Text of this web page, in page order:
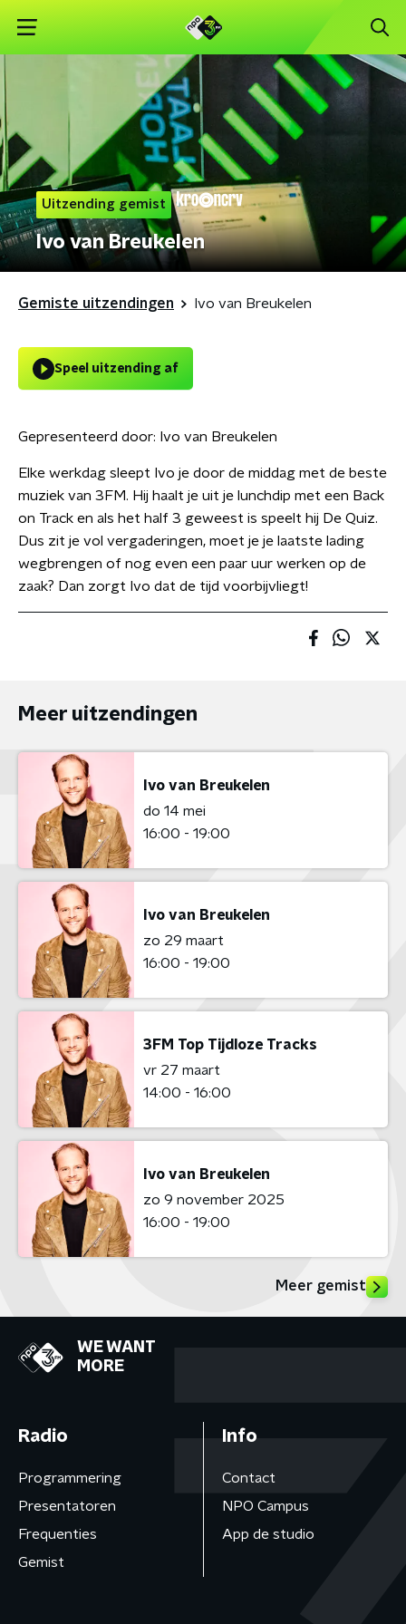
Uitzending gemist
Ivo van Breukelen
Gemiste uitzendingen Ivo van Breukelen
Speel uitzending af
Gepresenteerd door: Ivo van Breukelen
Elke werkdag sleept Ivo je door de middag met de beste
muziek van 3FM. Hij haalt je uit je lunchdip met een Back
on Track en als het half 3 geweest is speelt hij De Quiz.
Dus zit je vol vergaderingen, moet je je laatste lading
wegbrengen of nog even een paar uur werken op de
zaak? Dan zorgt Ivo dat de tijd voorbijvliegt!
Meer uitzendingen
Ivo van Breukelen
do 14 mei
16:00 - 19:00
Ivo van Breukelen
zo 29 maart
16:00 - 19:00
3FM Top Tijdloze Tracks
vr 27 maart
14:00 - 16:00
Ivo van Breukelen
zo 9 november 2025
16:00 - 19:00
Meer gemist
WE WANT
MORE
Radio
Programmering
Presentatoren
Frequenties
Gemist
Info
Contact
NPO Campus
App de studio